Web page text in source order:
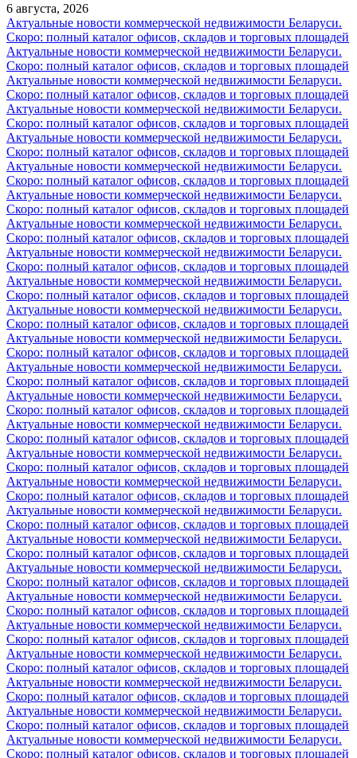
6 августа, 2026
Актуальные новости коммерческой недвижимости Беларуси.
Скоро: полный каталог офисов, складов и торговых площадей
Актуальные новости коммерческой недвижимости Беларуси.
Скоро: полный каталог офисов, складов и торговых площадей
Актуальные новости коммерческой недвижимости Беларуси.
Скоро: полный каталог офисов, складов и торговых площадей
Актуальные новости коммерческой недвижимости Беларуси.
Скоро: полный каталог офисов, складов и торговых площадей
Актуальные новости коммерческой недвижимости Беларуси.
Скоро: полный каталог офисов, складов и торговых площадей
Актуальные новости коммерческой недвижимости Беларуси.
Скоро: полный каталог офисов, складов и торговых площадей
Актуальные новости коммерческой недвижимости Беларуси.
Скоро: полный каталог офисов, складов и торговых площадей
Актуальные новости коммерческой недвижимости Беларуси.
Скоро: полный каталог офисов, складов и торговых площадей
Актуальные новости коммерческой недвижимости Беларуси.
Скоро: полный каталог офисов, складов и торговых площадей
Актуальные новости коммерческой недвижимости Беларуси.
Скоро: полный каталог офисов, складов и торговых площадей
Актуальные новости коммерческой недвижимости Беларуси.
Скоро: полный каталог офисов, складов и торговых площадей
Актуальные новости коммерческой недвижимости Беларуси.
Скоро: полный каталог офисов, складов и торговых площадей
Актуальные новости коммерческой недвижимости Беларуси.
Скоро: полный каталог офисов, складов и торговых площадей
Актуальные новости коммерческой недвижимости Беларуси.
Скоро: полный каталог офисов, складов и торговых площадей
Актуальные новости коммерческой недвижимости Беларуси.
Скоро: полный каталог офисов, складов и торговых площадей
Актуальные новости коммерческой недвижимости Беларуси.
Скоро: полный каталог офисов, складов и торговых площадей
Актуальные новости коммерческой недвижимости Беларуси.
Скоро: полный каталог офисов, складов и торговых площадей
Актуальные новости коммерческой недвижимости Беларуси.
Скоро: полный каталог офисов, складов и торговых площадей
Актуальные новости коммерческой недвижимости Беларуси.
Скоро: полный каталог офисов, складов и торговых площадей
Актуальные новости коммерческой недвижимости Беларуси.
Скоро: полный каталог офисов, складов и торговых площадей
Актуальные новости коммерческой недвижимости Беларуси.
Скоро: полный каталог офисов, складов и торговых площадей
Актуальные новости коммерческой недвижимости Беларуси.
Скоро: полный каталог офисов, складов и торговых площадей
Актуальные новости коммерческой недвижимости Беларуси.
Скоро: полный каталог офисов, складов и торговых площадей
Актуальные новости коммерческой недвижимости Беларуси.
Скоро: полный каталог офисов, складов и торговых площадей
Актуальные новости коммерческой недвижимости Беларуси.
Скоро: полный каталог офисов, складов и торговых площадей
Актуальные новости коммерческой недвижимости Беларуси.
Скоро: полный каталог офисов, складов и торговых площадей